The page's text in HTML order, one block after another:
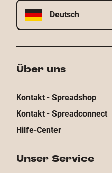
Deutsch
Über uns
Kontakt - Spreadshop
Kontakt - Spreadconnect
Hilfe-Center
Unser Service